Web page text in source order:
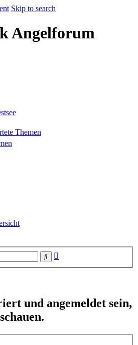
Skip to search
Angelforum
Themen
Suche
und angemeldet sein,